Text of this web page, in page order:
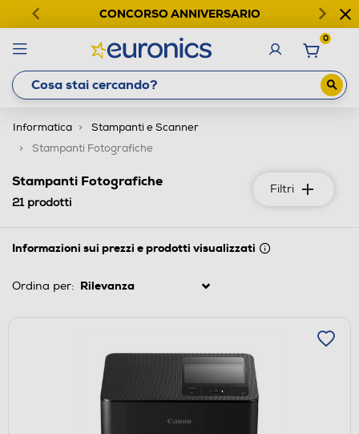
CONCORSO ANNIVERSARIO
0
Informatica
Stampanti e Scanner
Stampanti Fotografiche
Filtri
Stampanti Fotografiche
21prodotti
Informazioni sui prezzi e prodotti visualizzati
Ordina per: